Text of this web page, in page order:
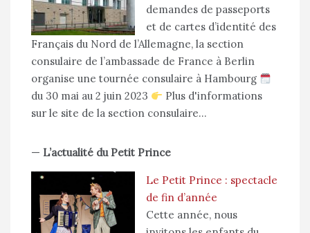
demandes de passeports
et de cartes d’identité des
Français du Nord de l’Allemagne, la section
consulaire de l’ambassade de France à Berlin
organise une tournée consulaire à Hambourg
du 30 mai au 2 juin 2023
Plus d'informations
sur le site de la section consulaire…
— L’actualité du Petit Prince
Le Petit Prince : spectacle
de fin d’année
Cette année, nous